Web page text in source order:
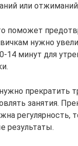
или
поможет
нужно
14 минут для
прекратить
занятия.
регулярность,
результаты.